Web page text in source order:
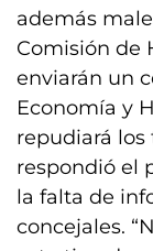
además
Comisión de
enviarán un
Economía y
repudiará
respondió el
la falta de
concejales.